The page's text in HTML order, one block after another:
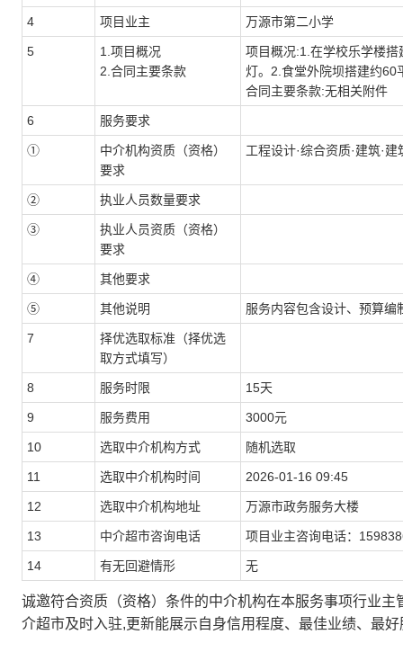
4 项目业主 万源市第二小学
5
1.项目概况
2.合同主要条款
项目概况:1.在学校乐学楼
灯。2.食堂外院坝搭建约60
合同主要条款:无相关附件
6 服务要求
①
中介机构资质（资格）
要求
工程设计·综合资质·建筑·
② 执业人员数量要求
③
执业人员资质（资格）
要求
④ 其他要求
⑤ 其他说明 服务内容包含设计、预算编
7
择优选取标准（择优选
取方式填写）
8 服务时限 15天
9 服务费用 3000元
10 选取中介机构方式 随机选取
11 选取中介机构时间 2026-01-16 09:45
12 选取中介机构地址 万源市政务服务大楼
13 中介超市咨询电话 项目业主咨询电话：
14 有无回避情形 无
诚邀符合资质（资格）条件的中介机构在本服务事项行业
介超市及时入驻,更新能展示自身信用程度、最佳业绩、最